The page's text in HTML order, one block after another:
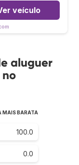
veículo
aluguer
MAIS BARATA
100.0
0.0